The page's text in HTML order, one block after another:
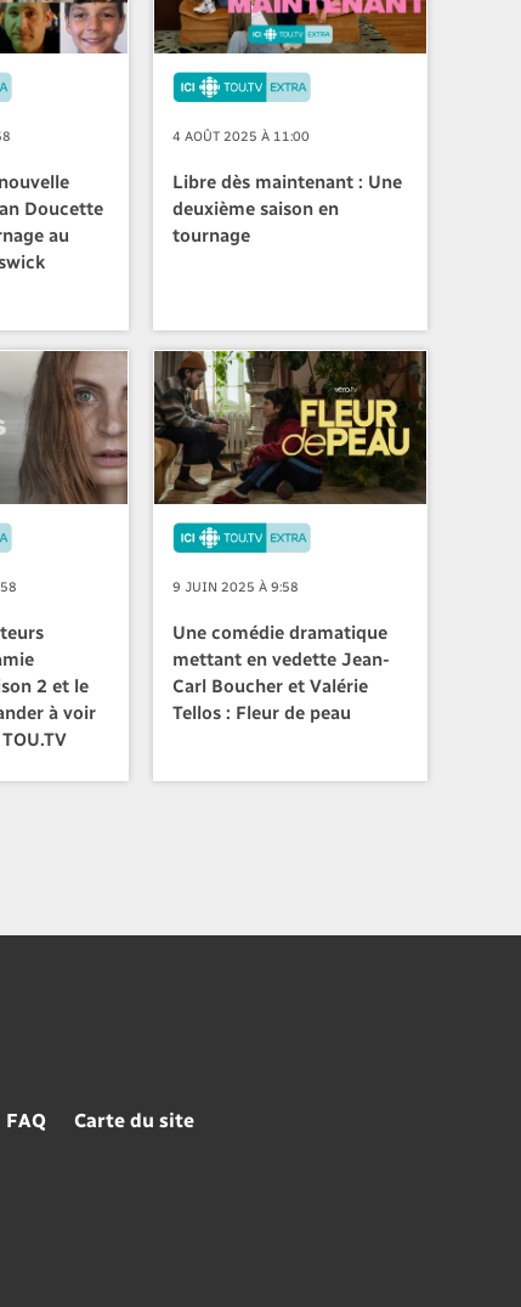
Doucette
au
4 AOÛT 2025 À 11:00
Libre dès maintenant : Une
deuxième saison en
tournage
2 et le
à voir
9 JUIN 2025 À 9:58
Une comédie dramatique
mettant en vedette Jean-
Carl Boucher et Valérie
Tellos : Fleur de peau
FAQ Carte du site